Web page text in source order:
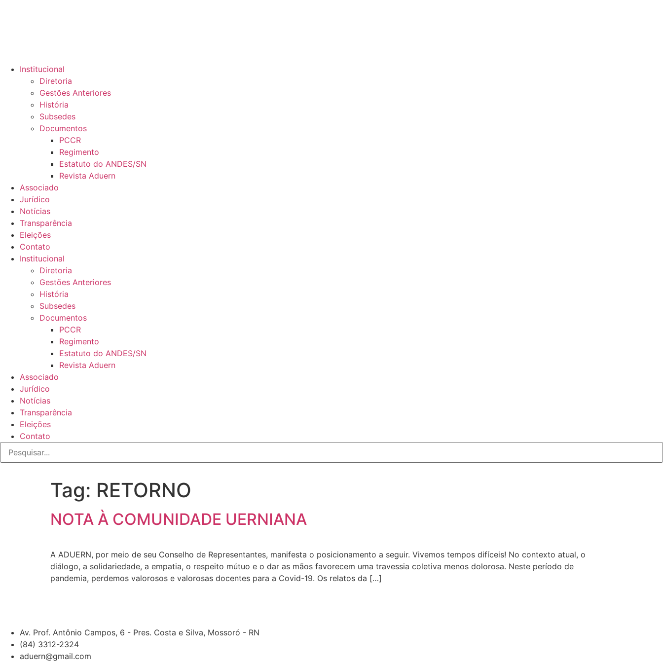
Institucional
Diretoria
Gestões Anteriores
História
Subsedes
Documentos
PCCR
Regimento
Estatuto do ANDES/SN
Revista Aduern
Associado
Jurídico
Notícias
Transparência
Eleições
Contato
Institucional
Diretoria
Gestões Anteriores
História
Subsedes
Documentos
PCCR
Regimento
Estatuto do ANDES/SN
Revista Aduern
Associado
Jurídico
Notícias
Transparência
Eleições
Contato
Tag: RETORNO
NOTA À COMUNIDADE UERNIANA
A ADUERN, por meio de seu Conselho de Representantes, manifesta o posicionamento a seguir. Vivemos tempos difíceis! No contexto atual, o
diálogo, a solidariedade, a empatia, o respeito mútuo e o dar as mãos favorecem uma travessia coletiva menos dolorosa. Neste período de
pandemia, perdemos valorosos e valorosas docentes para a Covid-19. Os relatos da […]
Av. Prof. Antônio Campos, 6 - Pres. Costa e Silva, Mossoró - RN
(84) 3312-2324
aduern@gmail.com